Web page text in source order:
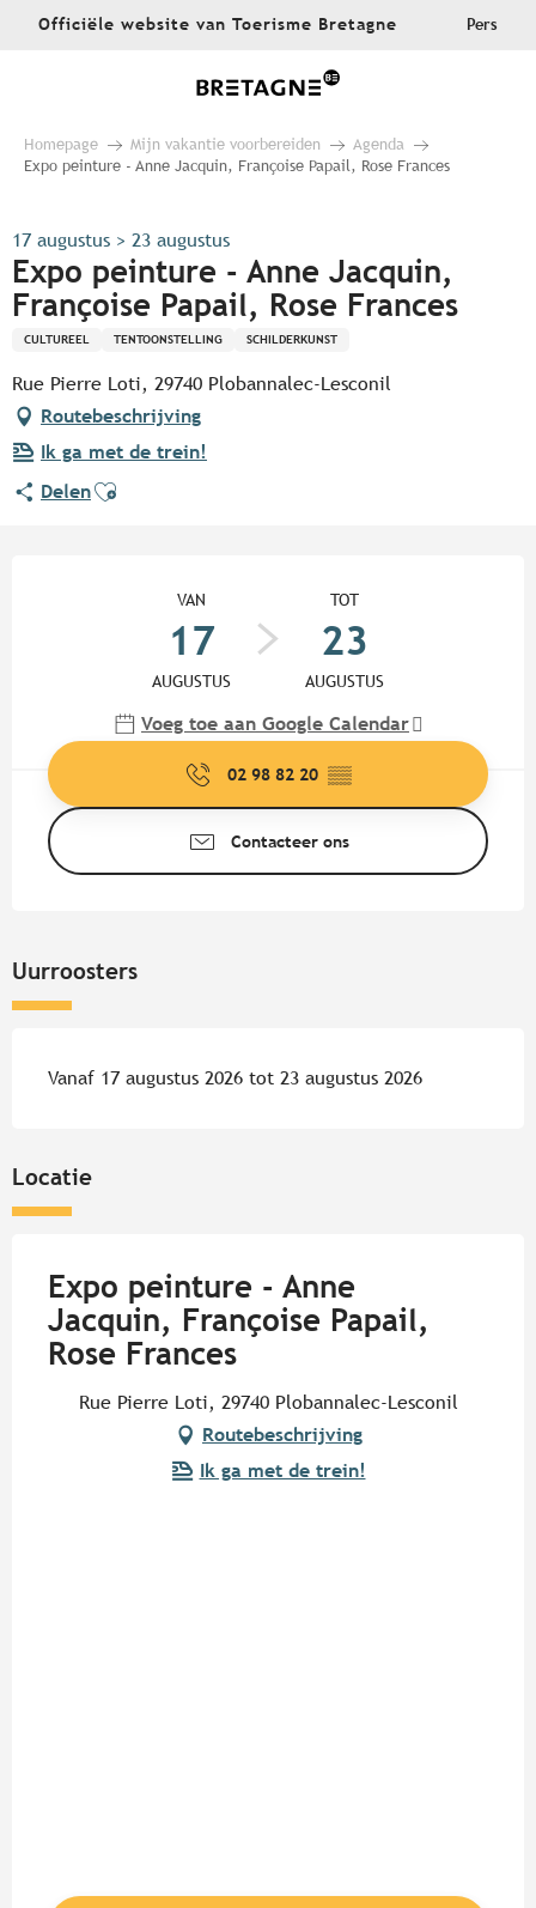
AllerOfficiële website van Toerisme Bretagne Pers
Homepage Mijn vakantie voorbereiden
Agenda
Expo peinture - Anne Jacquin, Françoise Papail, Rose Frances
17 augustus > 23 augustus
Expo peinture - Anne Jacquin,
Françoise Papail, Rose Frances
CULTUREEL TENTOONSTELLING SCHILDERKUNST
Rue Pierre Loti, 29740 Plobannalec-Lesconil
Routebeschrijving
Ik ga met de trein!
DelenAjouter aux favoris
VAN
17
AUGUSTUS
TOT
23
AUGUSTUS
Voeg toe aan Google Calendar
02 98 82 20 ▒▒
Contacteer ons
Uurroosters
Vanaf 17 augustus 2026 tot 23 augustus 2026
Locatie
Expo peinture - Anne
Jacquin, Françoise Papail,
Rose Frances
Rue Pierre Loti, 29740 Plobannalec-Lesconil
Routebeschrijving
Ik ga met de trein!